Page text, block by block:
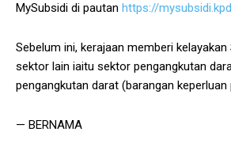
MySubsidi di pautan https://
Sebelum ini, kerajaan memberi kelayakan
sektor lain iaitu sektor pengangkutan
pengangkutan darat (barangan keperluan
— BERNAMA